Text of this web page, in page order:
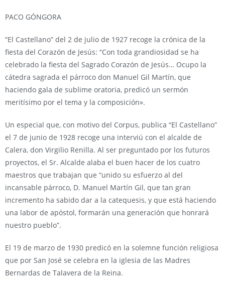
PACO GÓNGORA
“El Castellano” del 2 de julio de 1927 recoge la crónica de la
fiesta del Corazón de Jesús: “Con toda grandiosidad se ha
celebrado la fiesta del Sagrado Corazón de Jesús… Ocupo la
cátedra sagrada el párroco don Manuel Gil Martín, que
haciendo gala de sublime oratoria, predicó un sermón
meritísimo por el tema y la composición».
Un especial que, con motivo del Corpus, publica “El Castellano”
el 7 de junio de 1928 recoge una interviú con el alcalde de
Calera, don Virgilio Renilla. Al ser preguntado por los futuros
proyectos, el Sr. Alcalde alaba el buen hacer de los cuatro
maestros que trabajan que “unido su esfuerzo al del
incansable párroco, D. Manuel Martín Gil, que tan gran
incremento ha sabido dar a la catequesis, y que está haciendo
una labor de apóstol, formarán una generación que honrará
nuestro pueblo”.
El 19 de marzo de 1930 predicó en la solemne función religiosa
que por San José se celebra en la iglesia de las Madres
Bernardas de Talavera de la Reina.